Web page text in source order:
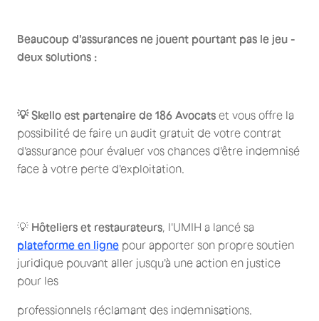
Beaucoup d'assurances ne jouent pourtant pas le jeu -
deux solutions :
💡 Skello est partenaire de 186 Avocats et vous offre la
possibilité de faire un audit gratuit de votre contrat
d'assurance pour évaluer vos chances d'être indemnisé
face à votre perte d'exploitation.
💡 Hôteliers et restaurateurs , l'UMIH a lancé sa
plateforme en ligne pour apporter son propre soutien
juridique pouvant aller jusqu'à une action en justice
pour les
professionnels réclamant des indemnisations.